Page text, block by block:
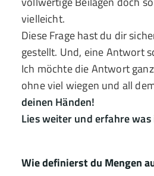
vielleicht.
Diese Frage hast du dir
gestellt. Und, eine Antwort
Ich möchte die Antwort
ohne viel wiegen und all
deinen Händen!
Lies weiter und erfahre
Wie definierst du Mengen